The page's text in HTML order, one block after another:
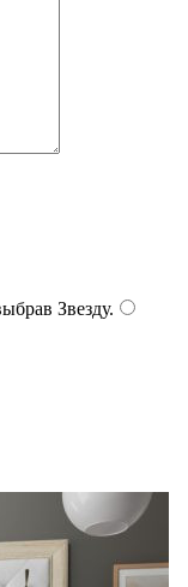
Звезду.